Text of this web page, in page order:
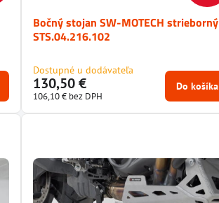
Bočný stojan SW-MOTECH strieborný
STS.04.216.102
Dostupné u dodávateľa
130,50 €
106,10 € bez DPH
Do košíka